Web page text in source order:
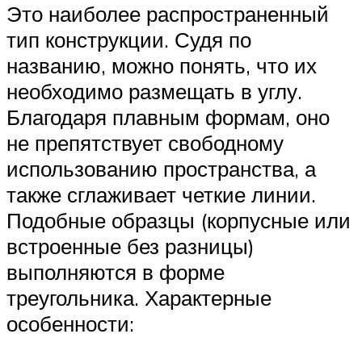
Это наиболее распространенный
тип конструкции. Судя по
названию, можно понять, что их
необходимо размещать в углу.
Благодаря плавным формам, оно
не препятствует свободному
использованию пространства, а
также сглаживает четкие линии.
Подобные образцы (корпусные или
встроенные без разницы)
выполняются в форме
треугольника. Характерные
особенности: